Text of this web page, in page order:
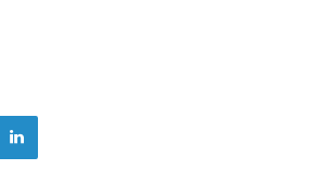
Linkedin